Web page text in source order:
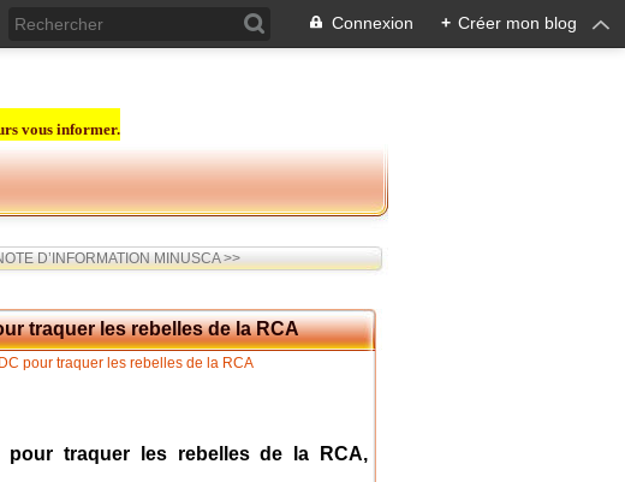
Connexion + Créer mon blog
vous informer.
D’INFORMATION MINUSCA >>
traquer les rebelles de la RCA
pour traquer les rebelles de la RCA,